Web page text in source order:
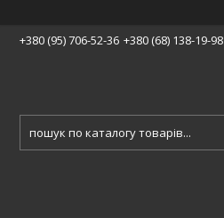
+380 (95) 706-52-36 +380 (68) 138-19-98